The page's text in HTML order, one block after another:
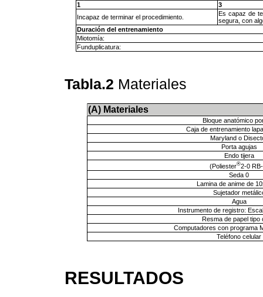
1
3
Incapaz de terminar el procedimiento.
Es capaz de
segura, con
Duración del entrenamiento
Miotomía:
Funduplicatura:
Tabla.2 Materiales
(A) Materiales
Bloque anatómico
Caja de entrenamiento
Maryland o
Porta agujas
Endo tijera
(Poliester®2-0
Seda 0
Lamina de anime de
Sujetador
Agua
Instrumento de registro:
Resma de papel tipo
Computadores con programa
Teléfono celular
RESULTADOS